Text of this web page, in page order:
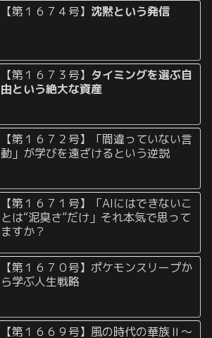
【第１６７４号】 沈黙という発信
【第１６７３号】 タイミングを選ぶ自
由という絶大な資産
【第１６７２号】「間違っていない言
動」が学びを遠ざけるという逆説
【第１６７１号】「AIにはできないこ
とは“泥臭さ”だけ」それ本気で思って
ますか？
【第１６７０号】ポケモンスリープか
ら学ぶ人生戦略
【第１６６９号】風の時代の華族Ⅱ〜